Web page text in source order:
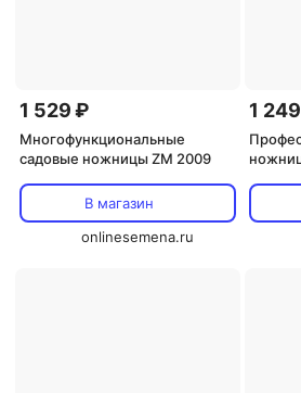
1 529 ₽
Многофункциональные
садовые ножницы ZM 2009
В магазин
onlinesemena.ru
1